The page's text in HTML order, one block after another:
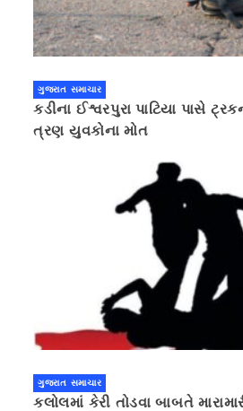
ગુજરાત સમાચાર
કડીના ઈશ્વરપુરા પાટિયા પાસે
ત્રણ યુવકોના મોત
ગુજરાત સમાચાર
કલોલમાં કેરી તોડવા બાબતે